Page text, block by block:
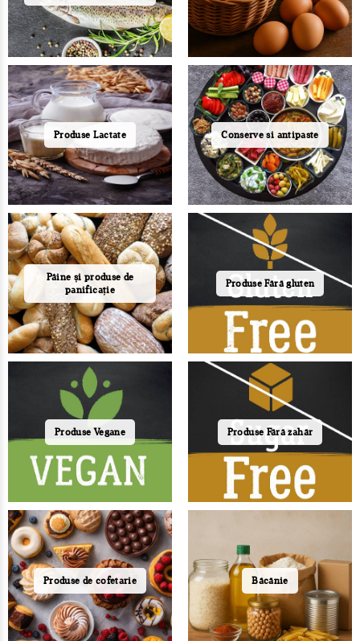
Produse Lactate Conserve si antipaste
Pâine și produse de
panificație
Produse Fără gluten
Produse Vegane Produse Fără zahăr
Produse de cofetarie Băcănie